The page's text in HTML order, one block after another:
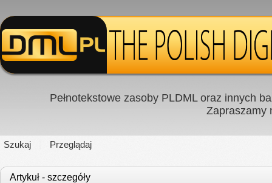
Pełnotekstowe zasoby PLDML oraz innych
Zapraszamy
Szukaj Przeglądaj
Artykuł - szczegóły